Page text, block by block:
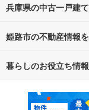
兵庫県の中古一戸建
路線・駅から探す
通勤・通学時間から
姫路市の不動産情報
不動産・住宅
新築マンション
暮らしのお役立ち情報
マンションカタロ